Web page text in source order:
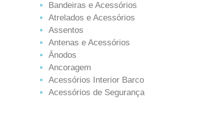
Bandeiras e Acessórios
Atrelados e Acessórios
Assentos
Antenas e Acessórios
Ânodos
Ancoragem
Acessórios Interior Barco
Acessórios de Segurança